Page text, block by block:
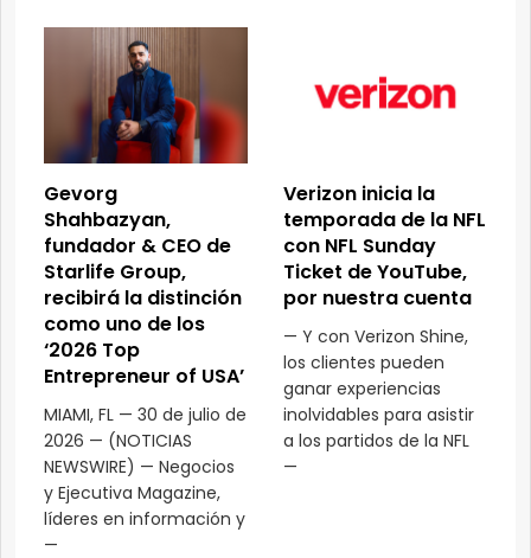
Gevorg
Shahbazyan,
fundador & CEO de
Starlife Group,
recibirá la distinción
como uno de los
‘2026 Top
Entrepreneur of USA’
MIAMI, FL — 30 de julio de
2026 — (NOTICIAS
NEWSWIRE) — Negocios
y Ejecutiva Magazine,
líderes en información y
—
Verizon inicia la
temporada de la NFL
con NFL Sunday
Ticket de YouTube,
por nuestra cuenta
— Y con Verizon Shine,
los clientes pueden
ganar experiencias
inolvidables para asistir
a los partidos de la NFL
—